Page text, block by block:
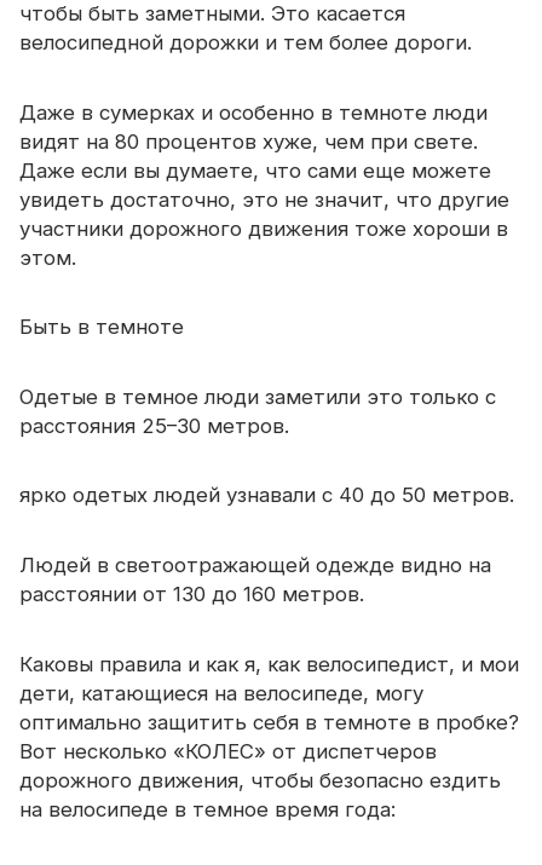
Новый продукт
Каталог
Видео
Контакт
чтобы быть заметными. Это касается
велосипедной дорожки и тем более дороги.
Даже в сумерках и особенно в темноте люди
видят на 80 процентов хуже, чем при свете.
Даже если вы думаете, что сами еще можете
увидеть достаточно, это не значит, что другие
участники дорожного движения тоже хороши в
этом.
Быть в темноте
Одетые в темное люди заметили это только с
расстояния 25–30 метров.
ярко одетых людей узнавали с 40 до 50 метров.
Людей в светоотражающей одежде видно на
расстоянии от 130 до 160 метров.
Каковы правила и как я, как велосипедист, и мои
дети, катающиеся на велосипеде, могу
оптимально защитить себя в темноте в пробке?
Вот несколько «КОЛЕС» от диспетчеров
дорожного движения, чтобы безопасно ездить
на велосипеде в темное время года: